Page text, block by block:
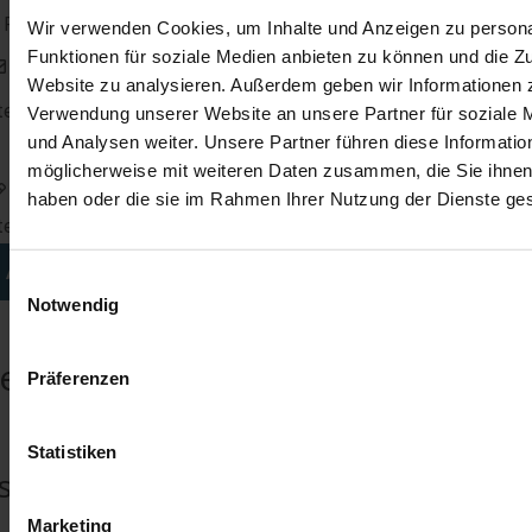
Wir verwenden Cookies, um Inhalte und Anzeigen zu
Funktionen für soziale Medien anbieten zu können und die
Website zu analysieren. Außerdem geben wir Informationen
Verwendung unserer Website an unsere Partner für soziale
und Analysen weiter. Unsere Partner führen diese
möglicherweise mit weiteren Daten zusammen, die Sie
haben oder die sie im Rahmen Ihrer Nutzung der Dienste
Einwilligungsauswahl
Notwendig
Präferenzen
Statistiken
Marketing
wieder in einen einwandfreien Zustand
füllen Sie dieses Feld aus.
füllen Sie dieses Feld aus.
ANFRAGEN
Abegg 2CF017S4